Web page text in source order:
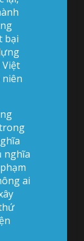
bại
nghĩa
ai